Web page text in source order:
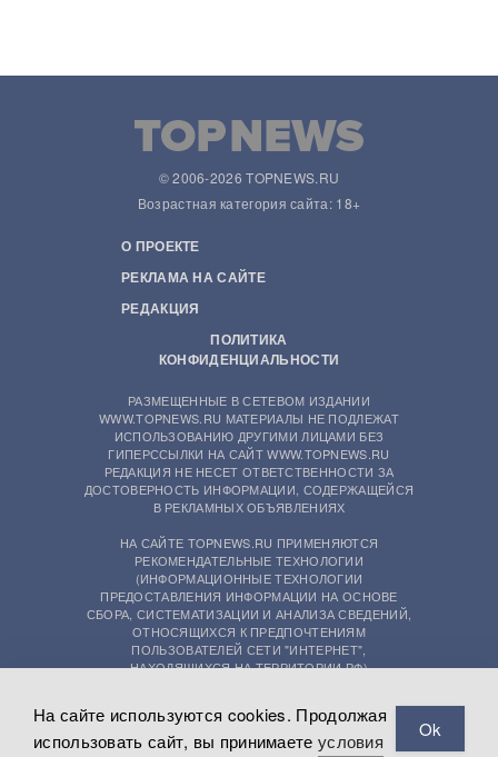
© 2006-2026 TOPNEWS.RU
Возрастная категория сайта: 18+
О ПРОЕКТЕ
РЕКЛАМА НА САЙТЕ
РЕДАКЦИЯ
ПОЛИТИКА
КОНФИДЕНЦИАЛЬНОСТИ
РАЗМЕЩЕННЫЕ В СЕТЕВОМ ИЗДАНИИ
WWW.TOPNEWS.RU МАТЕРИАЛЫ НЕ ПОДЛЕЖАТ
ИСПОЛЬЗОВАНИЮ ДРУГИМИ ЛИЦАМИ БЕЗ
ГИПЕРССЫЛКИ НА САЙТ WWW.TOPNEWS.RU
РЕДАКЦИЯ НЕ НЕСЕТ ОТВЕТСТВЕННОСТИ ЗА
ДОСТОВЕРНОСТЬ ИНФОРМАЦИИ, СОДЕРЖАЩЕЙСЯ
В РЕКЛАМНЫХ ОБЪЯВЛЕНИЯХ
НА САЙТЕ TOPNEWS.RU ПРИМЕНЯЮТСЯ
РЕКОМЕНДАТЕЛЬНЫЕ ТЕХНОЛОГИИ
(ИНФОРМАЦИОННЫЕ ТЕХНОЛОГИИ
ПРЕДОСТАВЛЕНИЯ ИНФОРМАЦИИ НА ОСНОВЕ
СБОРА, СИСТЕМАТИЗАЦИИ И АНАЛИЗА СВЕДЕНИЙ,
ОТНОСЯЩИХСЯ К ПРЕДПОЧТЕНИЯМ
ПОЛЬЗОВАТЕЛЕЙ СЕТИ "ИНТЕРНЕТ",
НАХОДЯЩИХСЯ НА ТЕРРИТОРИИ РФ)
На сайте используются cookies. Продолжая
использовать сайт, вы принимаете условия
Ok